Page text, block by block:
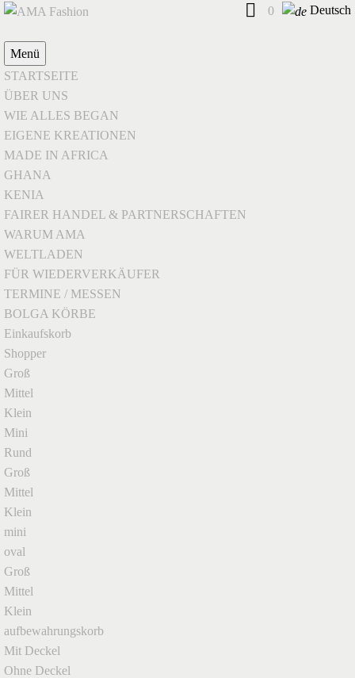
0 Deutsch
Menü
STARTSEITE
ÜBER UNS
WIE ALLES BEGAN
EIGENE KREATIONEN
MADE IN AFRICA
GHANA
KENIA
FAIRER HANDEL & PARTNERSCHAFTEN
WARUM AMA
WELTLADEN
FÜR WIEDERVERKÄUFER
TERMINE / MESSEN
BOLGA KÖRBE
Einkaufskorb
Shopper
Groß
Mittel
Klein
Mini
Rund
Groß
Mittel
Klein
mini
oval
Groß
Mittel
Klein
aufbewahrungskorb
Mit Deckel
Ohne Deckel